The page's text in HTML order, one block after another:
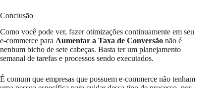
Conclusão
Como você pode ver, fazer otimizações continuamente em seu
e-commerce para Aumentar a Taxa de Conversão não é
nenhum bicho de sete cabeças. Basta ter um planejamento
semanal de tarefas e processos sendo executados.
É comum que empresas que possuem e-commerce não tenham